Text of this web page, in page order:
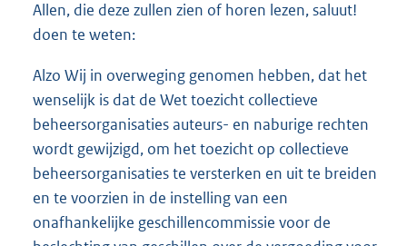
Allen, die deze zullen zien of horen lezen, saluut!
doen te weten:
Alzo Wij in overweging genomen hebben, dat het
wenselijk is dat de Wet toezicht collectieve
beheersorganisaties auteurs- en naburige rechten
wordt gewijzigd, om het toezicht op collectieve
beheersorganisaties te versterken en uit te breiden
en te voorzien in de instelling van een
onafhankelijke geschillencommissie voor de